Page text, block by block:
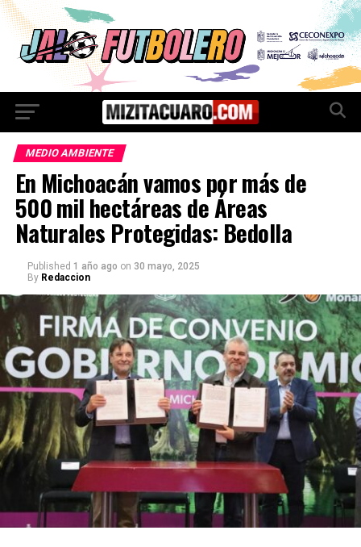
MEDIO AMBIENTE
En Michoacán vamos por más de
500 mil hectáreas de Áreas
Naturales Protegidas: Bedolla
Published 1 año ago on 30 mayo, 2025
By Redaccion